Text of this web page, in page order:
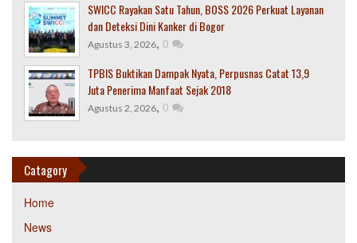
SWICC Rayakan Satu Tahun, BOSS 2026 Perkuat Layanan
dan Deteksi Dini Kanker di Bogor
Agustus 3, 2026, 0
TPBIS Buktikan Dampak Nyata, Perpusnas Catat 13,9
Juta Penerima Manfaat Sejak 2018
Agustus 2, 2026, 0
Catagory
Home
News